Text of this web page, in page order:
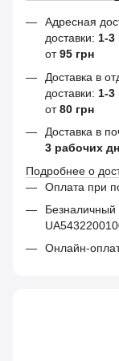
Адресная
доставки: 1-3
от95 грн
Доставка в
доставки: 1-3
от80 грн
Доставка в
3 рабочих
Подробнее о
Оплата при
Безналичный
Онлайн-